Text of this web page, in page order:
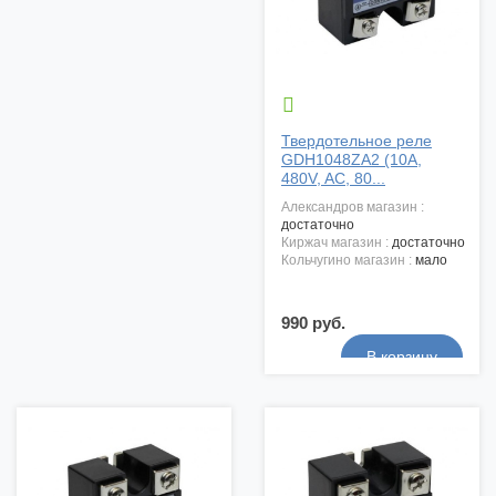

Твердотельное реле
GDH1048ZA2 (10A,
480V, AC, 80...
александров магазин :
достаточно
киржач магазин : достаточно
кольчугино магазин : мало
990 руб.